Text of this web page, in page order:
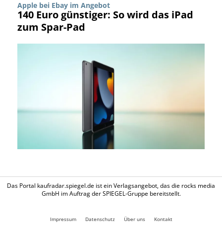
Apple bei Ebay im Angebot
140 Euro günstiger: So wird das iPad
zum Spar-Pad
Das Portal kaufradar.spiegel.de ist ein Verlagsangebot, das die rocks media
GmbH im Auftrag der SPIEGEL-Gruppe bereitstellt.
Impressum Datenschutz Über uns Kontakt